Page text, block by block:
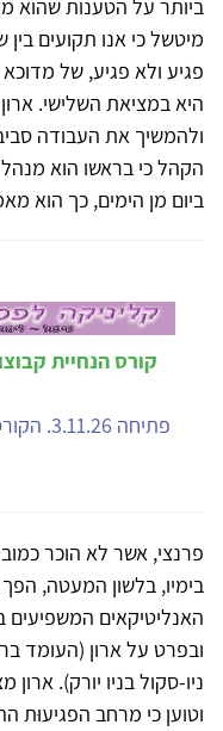
מיטשל כי אנו תקועים
פגיע ולא פגיע, של
היא במציאת השלישי.
ולהמשיך את העבודה סביב
הקהל כי בראשו הוא מנהל
ביום מן הימים, כך הוא
קורס הנחיית
פרנצי, אשר לא הוכר
בימיו, בלשון המעטה,
האנליטיקאים המשפיעים
ובפרט על ארון (העומד
ניו-סקול בניו יורק).
וטוען כי מרחב הפגיעוּת